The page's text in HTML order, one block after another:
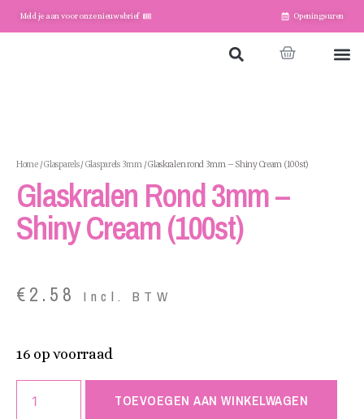
Meld je aan voor onze nieuwsbrief Openingsuren
Home/Glasparels/Glasparels 3mm/ Glaskralen rond 3mm – Shiny Cream (100st)
Glaskralen Rond 3mm –
Shiny Cream (100st)
€2.58 Incl. BTW
16 op voorraad
TOEVOEGEN AAN WINKELWAGEN